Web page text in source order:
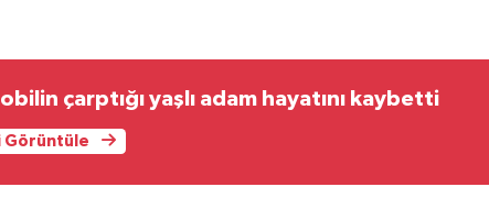
çarptığı yaşlı adam hayatını kaybetti
Görüntüle